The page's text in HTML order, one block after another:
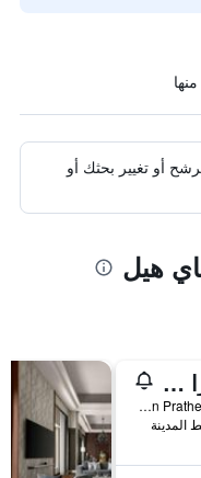
أو تغيير بحثك أو
هيل
منتجع أنانتارا شيانغ ماي
123-123/1 Charoen Prathet Road, شيانج ماي, تايلاند